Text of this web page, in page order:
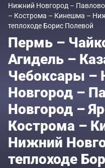
Нижний Новгород –
– Кострома – Кинешма –
теплоходе Борис Полевой
Пермь –
Агидель –
Чебоксары –
Новгород –
Новгород –
Кострома –
Нижний
теплоходе